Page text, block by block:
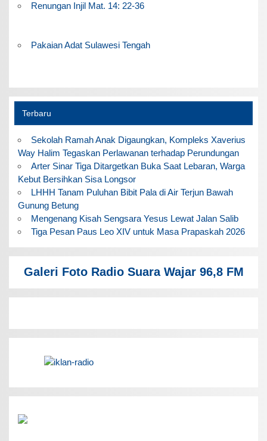
Renungan Injil Mat. 14: 22-36
Pakaian Adat Sulawesi Tengah
Terbaru
Sekolah Ramah Anak Digaungkan, Kompleks Xaverius
Way Halim Tegaskan Perlawanan terhadap Perundungan
Arter Sinar Tiga Ditargetkan Buka Saat Lebaran, Warga
Kebut Bersihkan Sisa Longsor
LHHH Tanam Puluhan Bibit Pala di Air Terjun Bawah
Gunung Betung
Mengenang Kisah Sengsara Yesus Lewat Jalan Salib
Tiga Pesan Paus Leo XIV untuk Masa Prapaskah 2026
Galeri Foto Radio Suara Wajar 96,8 FM